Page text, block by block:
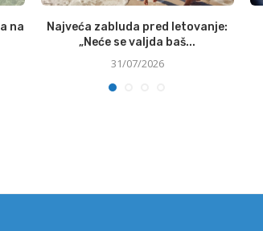
na
Najveća zabluda pred letovanje:
„Neće se valjda baš...
31/07/2026